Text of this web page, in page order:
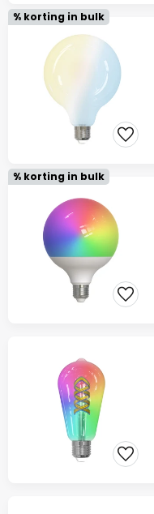
% korting in bulk
% korting in bulk